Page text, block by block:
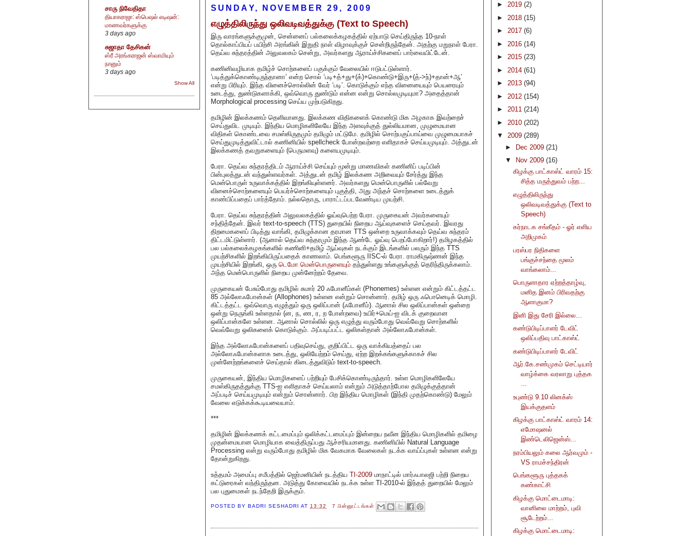
சாரு நிவேதிதா
தியாகராஜா: ஸ்பெஷல் எடிஷன்:
மாணவர்களுக்கு
3 days ago
சுஜாதா தேசிகன்
ஸ்ரீ அரங்கராஜன் ஸ்வாமியும்
நானும்
3 days ago
Show All
SUNDAY, NOVEMBER 29, 2009
எழுத்திலிருந்து ஒலிவடிவத்துக்கு (Text to Speech)
இரு வாரங்களுக்குமுன், சென்னைப் பல்கலைக்கழகத்தில் ஏற்பாடு செய்திருந்த 10-நாள்
தொல்காப்பியப் பயிற்சி அரங்கின் இறுதி நாள் விழாவுக்குச் சென்றிருந்தேன். அதற்கு மறுநாள் பேரா.
தெய்வ சுந்தரத்தின் அலுவலகம் சென்று, அவர்களது ஆராய்ச்சிகளைப் பார்வையிட்டேன்.
கணினிவழியாக தமிழ்ச் சொற்களைப் பகுக்கும் வேலையில் ஈடுபட்டுள்ளார்.
‘படித்துக்கொண்டிருந்தானா’ என்ற சொல் ‘படி+த்+து+(க்)+கொண்டு+இரு+(த்->ந்)+தான்+ஆ’
என்று பிரியும். இந்த வினைச்சொல்லின் வேர் ‘படி’. கொடுக்கும் எந்த வினையையும் பெயரையும்
உடைத்து, துண்டுகளாக்கி, ஒவ்வொரு துண்டும் என்ன என்று சொல்லமுடியுமா? அதைத்தான்
Morphological processing செய்ய முற்படுகிறது.
தமிழின் இலக்கணம் தெளிவானது. இலக்கண விதிகளைக் கொண்டு மிக அழகாக இவற்றைச்
செய்துவிட முடியும். இந்திய மொழிகளிலேயே இந்த அளவுக்குத் துல்லியமான, முழுமையான
விதிகள் கொண்டவை சமஸ்கிருதமும் தமிழும் மட்டுமே. தமிழில் சொற்பகுப்பாய்வை முழுமையாகச்
செய்துமுடித்துவிட்டால் கணினியில் spellcheck போன்றவற்றை எளிதாகச் செய்யமுடியும். அத்துடன்
இலக்கணத் தவறுகளையும் (பெருமளவு) களையமுடியும்.
பேரா. தெய்வ சுந்தரத்திடம் ஆராய்ச்சி செய்யும் மூன்று மாணவிகள் கணினிப் படிப்பின்
பின்புலத்துடன் வந்துள்ளவர்கள். அத்துடன் தமிழ் இலக்கண அறிவையும் சேர்த்து இந்த
மென்பொருள் உருவாக்கத்தில் இறங்கியுள்ளனர். அவர்களது மென்பொருளில் பல்வேறு
வினைச்சொற்களையும் பெயர்ச்சொற்களையும் புகுத்தி, அது அந்தச் சொற்களை உடைத்துக்
காண்பிப்பதைப் பார்த்தோம். நல்லதொரு, பாராட்டப்படவேண்டிய முயற்சி.
பேரா. தெய்வ சுந்தரத்தின் அலுவலகத்தில் ஓய்வுபெற்ற பேரா. முருகையன் அவர்களையும்
சந்தித்தேன். இவர் text-to-speech (TTS) துறையில் நிறைய ஆய்வுகளைச் செய்தவர். இவரது
திறமைகளைப் பிடித்து வாங்கி, தமிழுக்கான தரமான TTS ஒன்றை உருவாக்கவும் தெய்வ சுந்தரம்
திட்டமிட்டுள்ளார். (ஆனால் தெய்வ சுந்தரமும் இந்த ஆண்டே ஓய்வு பெறப்போகிறார்!) தமிழகத்தில்
பல பல்கலைக்கழகங்களில் கணினி+தமிழ் ஆய்வுகள் நடக்கும் இடங்களில் பலரும் இந்த TTS
முயற்சிகளில் இறங்கியிருப்பதைக் காணலாம். பெங்களூரு IISC-ல் பேரா. ராமகிருஷ்ணன் இந்த
முயற்சியில் இறங்கி, ஒரு டெமோ மென்பொருளையும் தந்துள்ளது உங்களுக்குத் தெரிந்திருக்கலாம்.
அந்த மென்பொருளில் நிறைய முன்னேற்றம் தேவை.
முருகையன் பேசும்போது தமிழில் சுமார் 20 ஃபோனீம்கள் (Phonemes) உள்ளன என்றும் கிட்டத்தட்ட
85 அல்லோஃபோன்கள் (Allophones) உள்ளன என்றும் சொன்னார். தமிழ் ஒரு ஃபொனெடிக் மொழி.
கிட்டத்தட்ட ஒவ்வொரு எழுத்தும் ஒரு ஒலிப்பான் (ஃபோனீம்). ஆனால் சில ஒலிப்பான்கள் ஒன்றை
ஒன்று நெருங்கி உள்ளதால் (ன, ந, ண, ர, ற போன்றவை) உயிர்+மெய்-ஐ விடக் குறைவான
ஒலிப்பான்களே உள்ளன. ஆனால் சொல்லில் ஒரு எழுத்து வரும்போது வெவ்வேறு சொற்களில்
வெவ்வேறு ஒலிகளைக் கொடுக்கும். அப்படிப்பட்ட ஒலிகள்தான் அல்லோஃபோன்கள்.
இந்த அல்லோஃபோன்களைப் பதிவுசெய்து, குறிப்பிட்ட ஒரு வாக்கியத்தைப் பல
அல்லோஃபோன்களாக உடைத்து, ஒலியேற்றம் செய்து, ஏற்ற இறக்கங்களுக்காகச் சில
முன்னேற்றங்களைச் செய்தால் கிடைத்துவிடும் text-to-speech.
முருகையன், இந்திய மொழிகளைப் பற்றியும் பேசிக்கொண்டிருந்தார். உள்ள மொழிகளிலேயே
சமஸ்கிருதத்துக்கு TTS-ஐ எளிதாகச் செய்யலாம் என்றும் அடுத்தாற்போல தமிழுக்குத்தான்
அப்படிச் செய்யமுடியும் என்றும் சொன்னார். பிற இந்திய மொழிகள் (இந்தி முதற்கொண்டு) மேலும்
வேலை எடுக்கக்கூடியவையாம்.
***
தமிழின் இலக்கணக் கட்டமைப்பும் ஒலிக்கட்டமைப்பும் இன்றைய நவீன இந்திய மொழிகளில் தமிழை
முதன்மையான மொழியாக வைத்திருப்பது ஆச்சரியமானது. கணினியில் Natural Language
Processing என்று வரும்போது தமிழில் மிக வேகமாக வேலைகள் நடக்க வாய்ப்புகள் உள்ளன என்று
தோன்றுகிறது.
உத்தமம் அமைப்பு சமீபத்தில் ஜெர்மனியின் நடத்திய TI-2009 மாநாட்டில் மார்ஃபாலஜி பற்றி நிறைய
கட்டுரைகள் வந்திருந்தன. அடுத்து கோவையில் நடக்க உள்ள TI-2010-ல் இந்தத் துறையில் மேலும்
பல புதுமைகள் நடந்தேறி இருக்கும்.
POSTED BY BADRI SESHADRI AT13:32 7 பின்னூட்டங்கள்
► 2019 (2)
► 2018 (15)
► 2017 (6)
► 2016 (14)
► 2015 (23)
► 2014 (61)
► 2013 (94)
► 2012 (154)
► 2011 (214)
► 2010 (202)
▼ 2009 (289)
► Dec 2009 (21)
▼
Nov 2009 (16)
கிழக்கு பாட்காஸ்ட் வாரம் 15:
சித்த மருத்துவம் பற்ற...
எழுத்திலிருந்து
ஒலிவடிவத்துக்கு (Text to
Speech)
கர்நாடக சங்கீதம் - ஓர் எளிய
அறிமுகம்
பரஸ்பர நிதிகளை
பங்குச்சந்தை மூலம்
வாங்கலாம்...
பொருளாதார ஏற்றத்தாழ்வு,
மனித இனம் பிரிவதற்கு
ஆளாகுமா?
இனி இது சேரி இல்லை...
கண்டுபிடிப்பாளர் டேவிட்
ஒலிப்பதிவு பாட்காஸ்ட்
கண்டுபிடிப்பாளர் டேவிட்
ஆர்.கே.சண்முகம் செட்டியார்
வாழ்க்கை வரலாறு புத்தக
...
உபுண்டு 9.10 லினக்ஸ்
இயக்குதளம்
கிழக்கு பாட்காஸ்ட் வாரம் 14:
எமோஷனல்
இண்டெலிஜென்ஸ்...
நரம்பியலும் கலை ஆர்வமும் -
VS ராமச்சந்திரன்
பெங்களூரு புத்தகக்
கண்காட்சி
கிழக்கு மொட்டைமாடி:
வானிலை மாற்றம், புவி
சூடேற்றம்...
கிழக்கு மொட்டைமாடி: